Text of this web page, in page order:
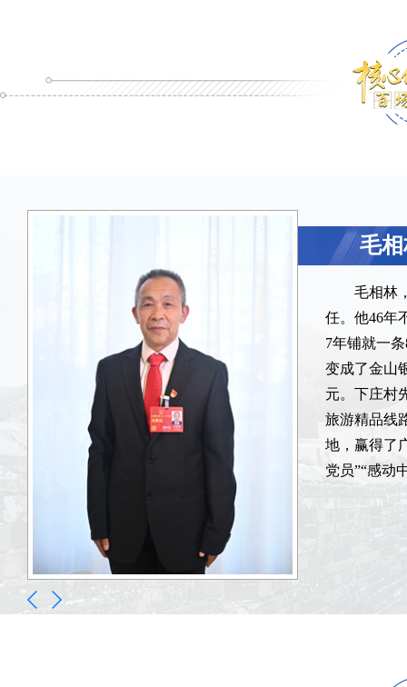
毛
毛相林
任。他46年
7年铺就一
变成了金山
元。下庄村
旅游精品线
地，赢得了
党员”“感动
陈
陈晋，
研究会会长
稿。主要成
等，主持“
重要领导人
络和记忆——
诗路和心路
起》《筑梦
毛
毛相林
任。他46年
7年铺就一
变成了金山
元。下庄村
旅游精品线
地，赢得了
党员”“感动